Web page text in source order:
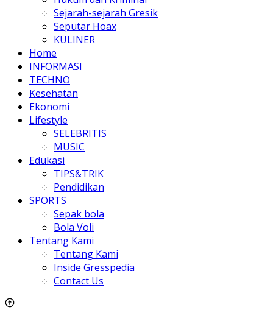
Sejarah-sejarah Gresik
Seputar Hoax
KULINER
Home
INFORMASI
TECHNO
Kesehatan
Ekonomi
Lifestyle
SELEBRITIS
MUSIC
Edukasi
TIPS&TRIK
Pendidikan
SPORTS
Sepak bola
Bola Voli
Tentang Kami
Tentang Kami
Inside Gresspedia
Contact Us